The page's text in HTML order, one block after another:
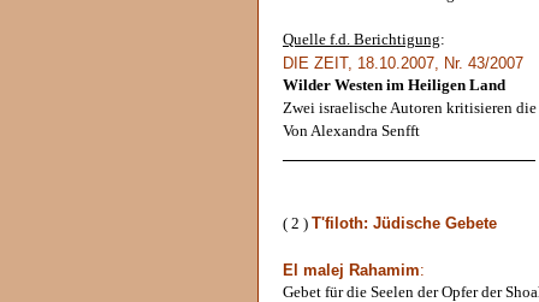
Quelle f.d. Berichtigung:
DIE ZEIT, 18.10.2007, Nr. 43/2007
Wilder Westen im Heiligen Land
Zwei israelische Autoren kritisieren
Von Alexandra Senfft
( 2 ) T'filoth: Jüdische Gebete
El malej Rahamim:
Gebet für die Seelen der Opfer der